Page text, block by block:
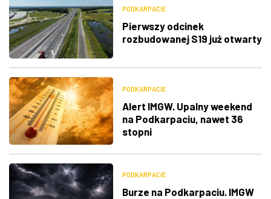
PODKARPACIE
Pierwszy odcinek
rozbudowanej S19 już otwarty
PODKARPACIE
Alert IMGW. Upalny weekend
na Podkarpaciu, nawet 36
stopni
PODKARPACIE
Burze na Podkarpaciu. IMGW